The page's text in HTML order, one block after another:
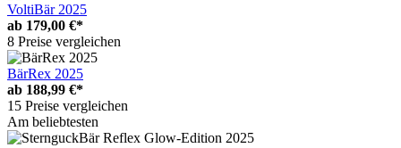
VoltiBär 2025
ab 179,00 €*
8 Preise vergleichen
BärRex 2025
ab 188,99 €*
15 Preise vergleichen
Am beliebtesten